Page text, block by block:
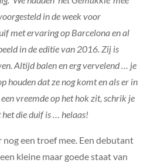
in de week voor
met ervaring op Barcelona en al
in de editie van 2016. Zij is
Altijd balen en erg vervelend … je
houden dat ze nog komt en als er in
vreemde op het hok zit, schrik je
het die duif is … helaas!
een troef mee. Een debutant
kleine maar goede staat van